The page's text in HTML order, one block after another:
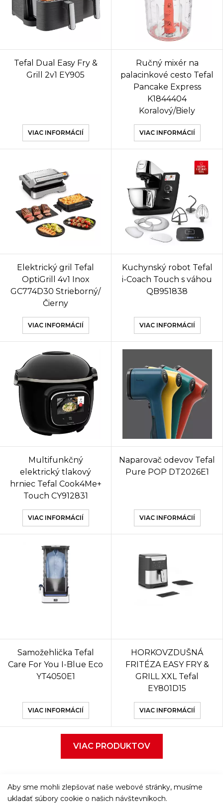
Tefal Dual Easy Fry &
Grill 2v1 EY905
VIAC INFORMÁCIÍ
Ručný mixér na
palacinkové cesto Tefal
Pancake Express
K1844404
Koralový/Biely
VIAC INFORMÁCIÍ
Elektrický gril Tefal
OptiGrill 4v1 Inox
GC774D30 Strieborný/
Čierny
VIAC INFORMÁCIÍ
Kuchynský robot Tefal
i-Coach Touch s váhou
QB951838
VIAC INFORMÁCIÍ
Multifunkčný
elektrický tlakový
hrniec Tefal Cook4Me+
Touch CY912831
VIAC INFORMÁCIÍ
Naparovač odevov Tefal
Pure POP DT2026E1
VIAC INFORMÁCIÍ
Samožehlička Tefal
Care For You I-Blue Eco
YT4050E1
VIAC INFORMÁCIÍ
HORKOVZDUŠNÁ
FRITÉZA EASY FRY &
GRILL XXL Tefal
EY801D15
VIAC INFORMÁCIÍ
VIAC PRODUKTOV
Aby sme mohli zlepšovať naše webové stránky, musíme
ukladať súbory cookie o našich návštevníkoch.